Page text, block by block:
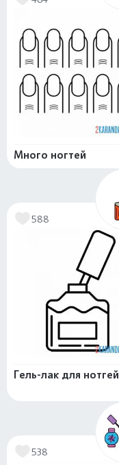
Много ногтей
588
Гель-лак для нотгей
538